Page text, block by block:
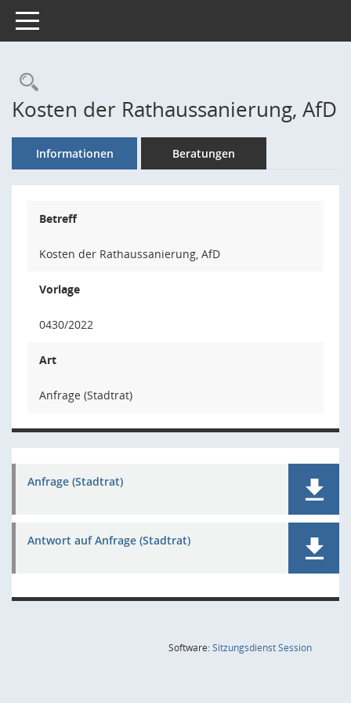
Toggle navigation
Rechercheauswahl
Kosten der Rathaussanierung, AfD
Informationen Beratungen
Betreff
Kosten der Rathaussanierung, AfD
Vorlage
0430/2022
Art
Anfrage (Stadtrat)
Anfrage (Stadtrat)
Antwort auf Anfrage (Stadtrat)
Software:SitzungsdienstSession(Wird in